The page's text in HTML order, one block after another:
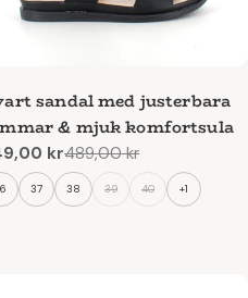
sandal med justerbara
& mjuk komfortsula
kr489,00 kr
37 38 39 40 +1